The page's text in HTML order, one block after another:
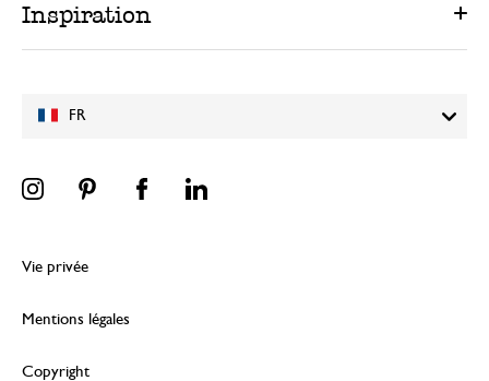
FR
Inspiration
Vie privée
Mentions légales
Copyright